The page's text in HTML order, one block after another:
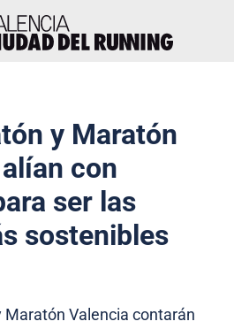
y Maratón
con
ser las
sostenibles
Maratón Valencia contarán